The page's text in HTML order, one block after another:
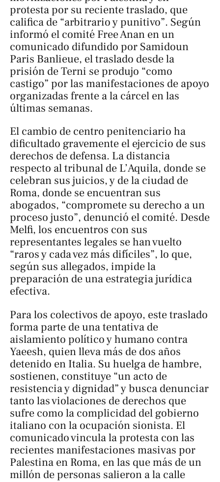
protesta por su reciente traslado, que
califica de “arbitrario y punitivo”. Según
informó el comité Free Anan en un
comunicado difundido por Samidoun
Paris Banlieue, el traslado desde la
prisión de Terni se produjo “como
castigo” por las manifestaciones de apoyo
organizadas frente a la cárcel en las
últimas semanas.
El cambio de centro penitenciario ha
dificultado gravemente el ejercicio de sus
derechos de defensa. La distancia
respecto al tribunal de L’Aquila, donde se
celebran sus juicios, y de la ciudad de
Roma, donde se encuentran sus
abogados, “compromete su derecho a un
proceso justo”, denunció el comité. Desde
Melfi, los encuentros con sus
representantes legales se han vuelto
“raros y cada vez más difíciles”, lo que,
según sus allegados, impide la
preparación de una estrategia jurídica
efectiva.
Para los colectivos de apoyo, este traslado
forma parte de una tentativa de
aislamiento político y humano contra
Yaeesh, quien lleva más de dos años
detenido en Italia. Su huelga de hambre,
sostienen, constituye “un acto de
resistencia y dignidad” y busca denunciar
tanto las violaciones de derechos que
sufre como la complicidad del gobierno
italiano con la ocupación sionista. El
comunicado vincula la protesta con las
recientes manifestaciones masivas por
Palestina en Roma, en las que más de un
millón de personas salieron a la calle